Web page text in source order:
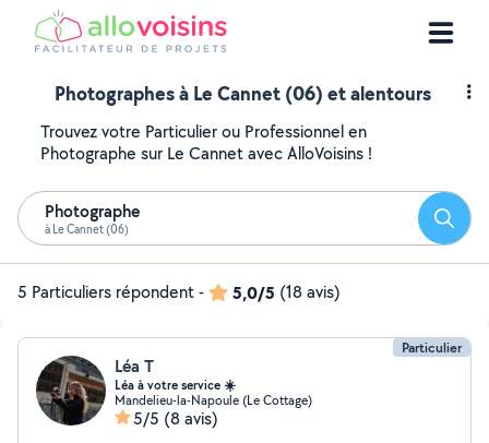
Photographes à Le Cannet (06) et alentours
Trouvez votre Particulier ou Professionnel en
Photographe sur Le Cannet avec AlloVoisins !
Photographe
à Le Cannet (06)
5 Particuliers répondent- 5,0/5 (18 avis)
Particulier
Léa T
Léa à votre service ☀️
Mandelieu-la-Napoule (Le Cottage)
5/5 (8 avis)